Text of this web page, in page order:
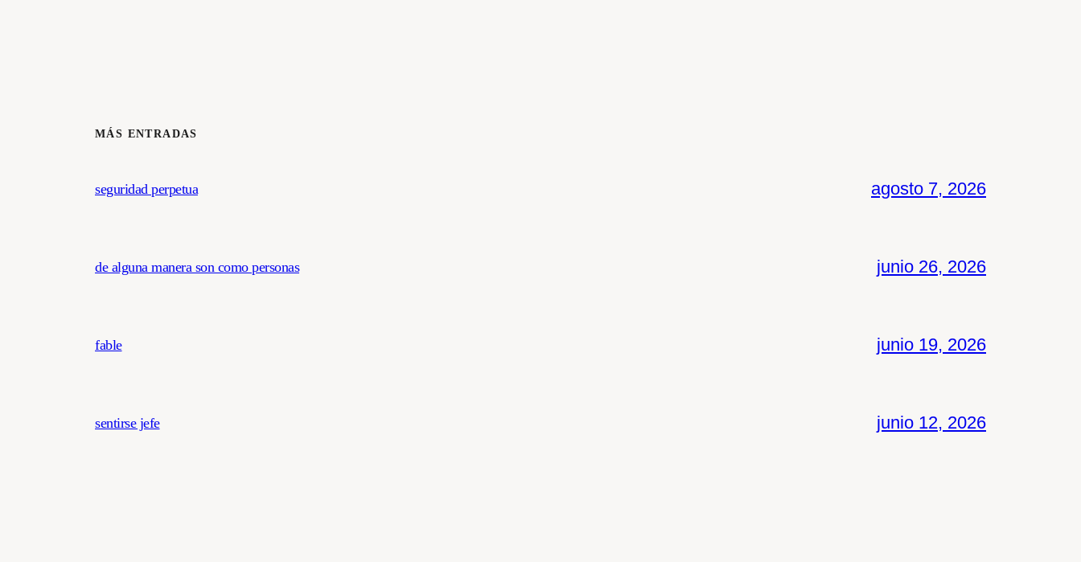
MÁS ENTRADAS
seguridad perpetua agosto 7, 2026
de alguna manera son como personas junio 26, 2026
fable junio 19, 2026
sentirse jefe junio 12, 2026